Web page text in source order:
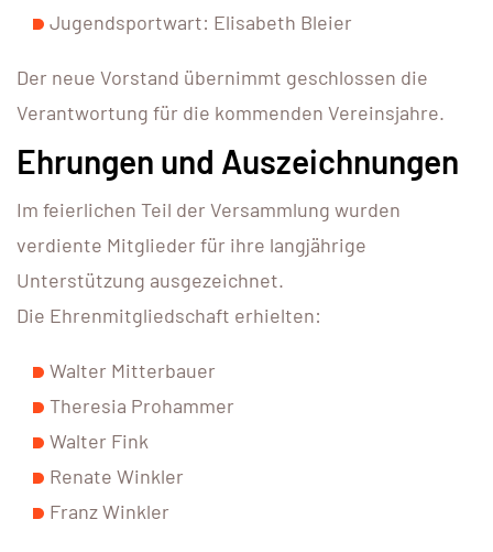
Jugendsportwart: Elisabeth Bleier
Der neue Vorstand übernimmt geschlossen die
Verantwortung für die kommenden Vereinsjahre.
Ehrungen und Auszeichnungen
Im feierlichen Teil der Versammlung wurden
verdiente Mitglieder für ihre langjährige
Unterstützung ausgezeichnet.
Die Ehrenmitgliedschaft erhielten:
Walter Mitterbauer
Theresia Prohammer
Walter Fink
Renate Winkler
Franz Winkler